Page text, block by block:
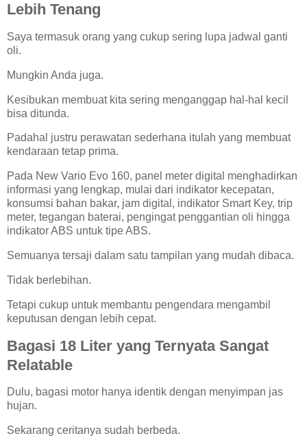
Lebih Tenang
Saya termasuk orang yang cukup sering lupa jadwal ganti
oli.
Mungkin Anda juga.
Kesibukan membuat kita sering menganggap hal-hal kecil
bisa ditunda.
Padahal justru perawatan sederhana itulah yang membuat
kendaraan tetap prima.
Pada New Vario Evo 160, panel meter digital menghadirkan
informasi yang lengkap, mulai dari indikator kecepatan,
konsumsi bahan bakar, jam digital, indikator Smart Key, trip
meter, tegangan baterai, pengingat penggantian oli hingga
indikator ABS untuk tipe ABS.
Semuanya tersaji dalam satu tampilan yang mudah dibaca.
Tidak berlebihan.
Tetapi cukup untuk membantu pengendara mengambil
keputusan dengan lebih cepat.
Bagasi 18 Liter yang Ternyata Sangat
Relatable
Dulu, bagasi motor hanya identik dengan menyimpan jas
hujan.
Sekarang ceritanya sudah berbeda.